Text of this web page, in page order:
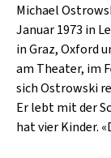
Michael
Januar 1973 in
in Graz, Oxford
am Theater, im
sich Ostrowski
Er lebt mit der
hat vier Kinder.